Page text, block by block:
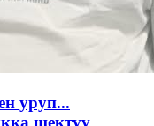
уруп...
шектүү